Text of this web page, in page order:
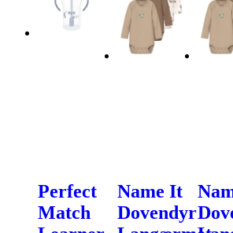
Perfect
Match
Name It
Dovendyr